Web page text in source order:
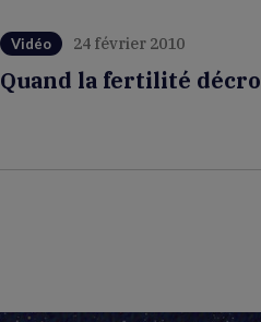
Vidéo 24 février 2010
Quand la fertilité